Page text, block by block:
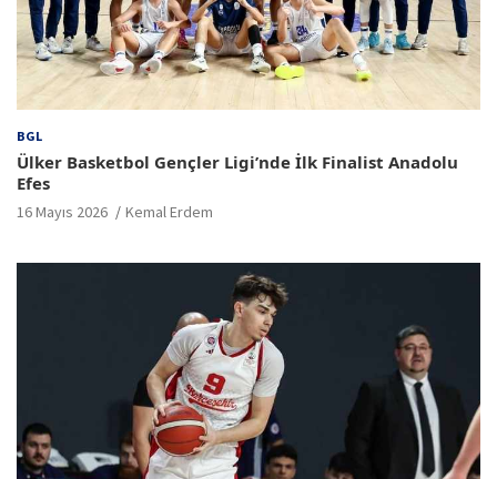
BGL
Ülker Basketbol Gençler Ligi’nde İlk Finalist Anadolu
Efes
16 Mayıs 2026 Kemal Erdem